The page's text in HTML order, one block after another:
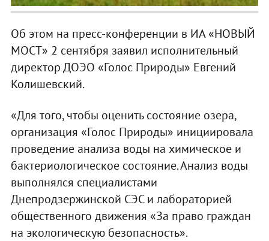
Об этом на пресс-конференции в ИА «НОВЫЙ
МОСТ» 2 сентября заявил исполнительный
директор ДОЭО «Голос Природы» Евгений
Колишевский.
«Для того, чтобы оценить состояние озера,
организация «Голос Природы» инициировала
проведение анализа воды на химическое и
бактериологическое состояние. Анализ воды
выполнялся специалистами
Днепродзержинской СЭС и лабораторией
общественного движения «За право граждан
на экологическую безопасность».